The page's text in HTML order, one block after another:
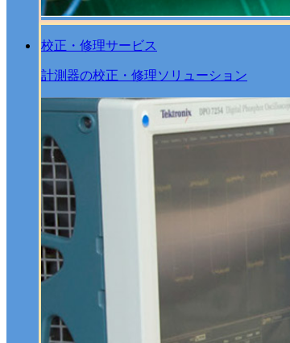
校正・修理サービス
計測器の校正・修理ソリューション